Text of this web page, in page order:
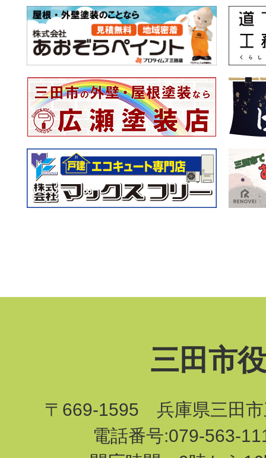
三田市
〒669-1595 兵庫県三田市
電話番号:079-563-